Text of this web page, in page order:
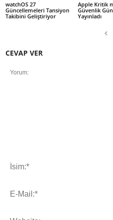
watchOS 27
Güncellemeleri Tansiyon
Takibini Geliştiriyor
Apple Kritik
Güvenlik
Yayınladı
CEVAP VER